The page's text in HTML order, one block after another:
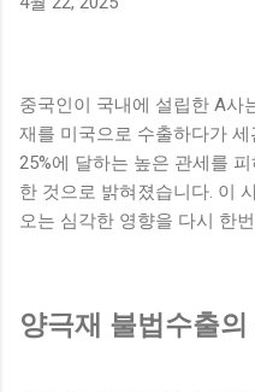
히 활동하며 많은 인기를 끌
자에 대한 관심은 그녀의 개
궁금증을 불러일으키기도 했
하면서 앞으로의 계획에 대
해 안정된 생활 환경을 원하
게 만드는데 중점을 두고 있
식으로 고급 빌라에서의 새
화를 이루는 아름다운 환경
중국인이 국내에 설립한 A사
재를 미국으로 수출하다가
25%에 달하는 높은 관세를
한 것으로 밝혀졌습니다. 이
오는 심각한 영향을 다시 한
양극재 불법수출의